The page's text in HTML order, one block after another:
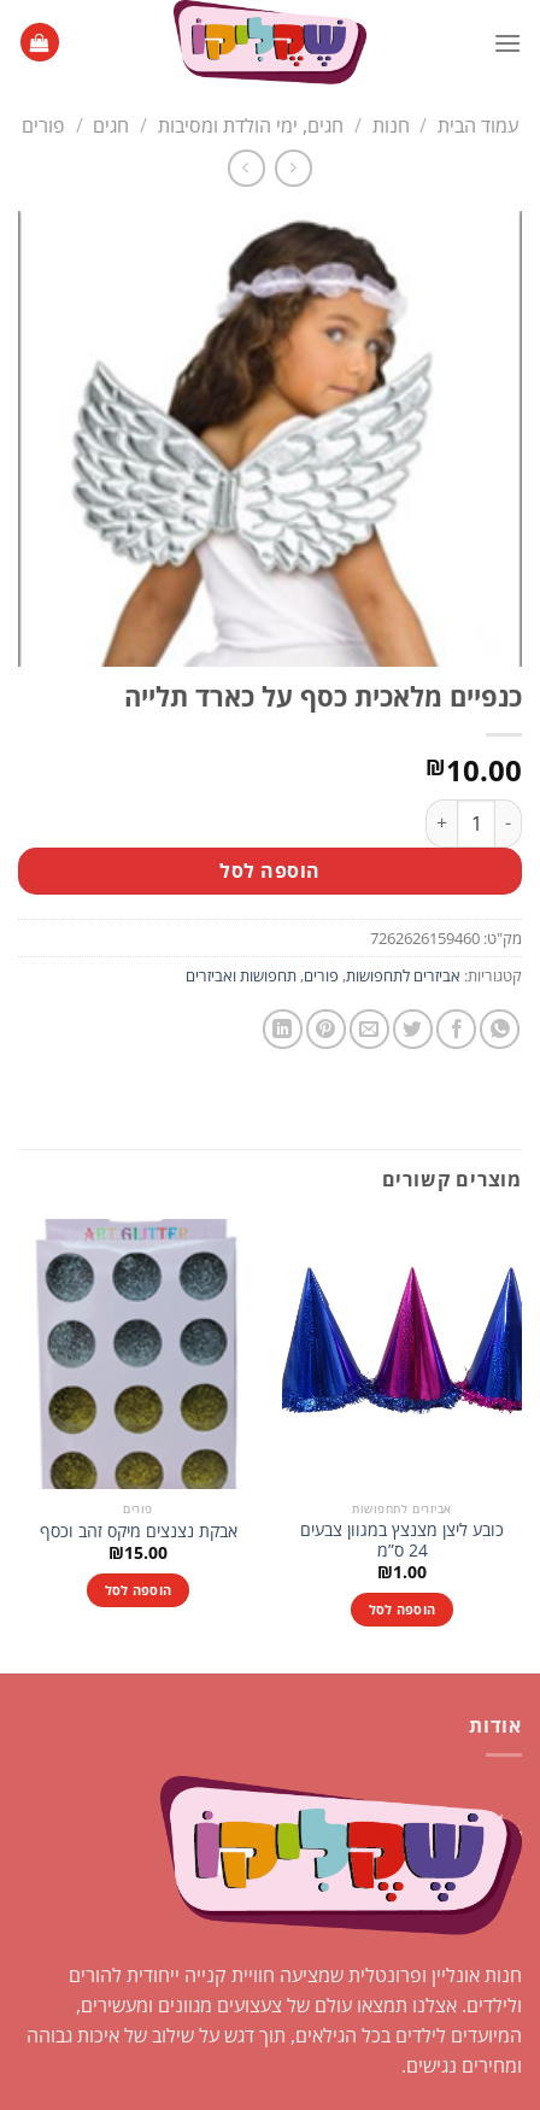
עמוד הבית / חנות / חגים, ימי הולדת ומסיבות / חגים / פורים
כנפיים מלאכית כסף על כארד תלייה
₪10.00
כמות של כנפיים מלאכית כסף על כארד תלייה
הוספה לסל
מק"ט: 7262626159460
קטגוריות: אביזרים לתחפושות, פורים, תחפושות ואביזרים
מוצרים קשורים
אביזרים לתחפושות
כובע ליצן מצנצץ במגוון צבעים
24 ס”מ
₪1.00
הוספה לסל
פורים
אבקת נצנצים מיקס זהב וכסף
₪15.00
הוספה לסל
אודות
חנות אונליין ופרונטלית שמציעה חוויית קנייה ייחודית להורים
ולילדים. אצלנו תמצאו עולם של צעצועים מגוונים ומעשירים,
המיועדים לילדים בכל הגילאים, תוך דגש על שילוב של איכות גבוהה
ומחירים נגישים.